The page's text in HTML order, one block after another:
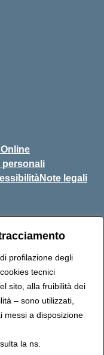
profilazione degli
tecnici
sito, alla fruibilità dei
– sono utilizzati,
messi a disposizione
la ns.
personali
Note legali